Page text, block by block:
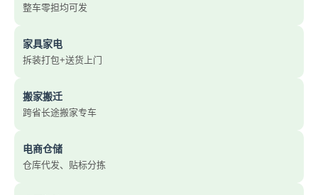
整车零担均可发
家具家电
拆装打包+送货上门
搬家搬迁
跨省长途搬家专车
电商仓储
仓库代发、贴标分拣